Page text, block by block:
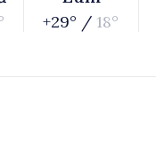
+29° / 18°